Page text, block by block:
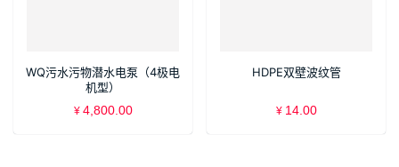
WQ污水污物潜水电泵（4极电
机型）
¥ 4,800.00
HDPE双壁波纹管
¥ 14.00